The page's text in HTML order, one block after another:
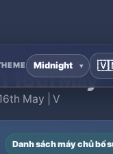
›DraxMU S21
16th May
May | V
Danh sách máy chủ bổ